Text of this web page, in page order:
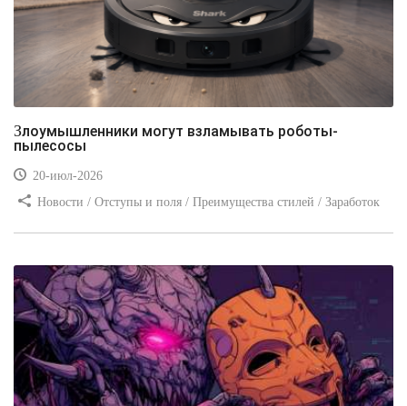
Злоумышленники могут взламывать роботы-
пылесосы
20-июл-2026
Новости / Отступы и поля / Преимущества стилей / Заработок